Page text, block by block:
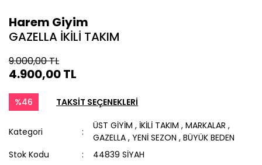
Harem Giyim
GAZELLA İKİLİ TAKIM
9.000,00 TL
4.900,00 TL
%46 TAKSİT SEÇENEKLERİ
Kategori
ÜST GİYİM , İKİLİ TAKIM ,MARKALAR ,
GAZELLA ,YENİ SEZON,BÜYÜK BEDEN
Stok Kodu
44839 SİYAH